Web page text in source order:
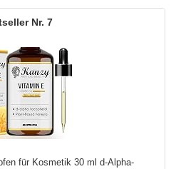
7
für Kosmetik 30 ml d-Alpha-